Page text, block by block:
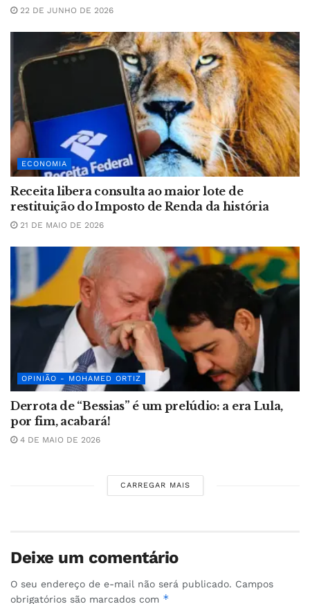
22 DE JUNHO DE 2026
ECONOMIA
Receita libera consulta ao maior lote de
restituição do Imposto de Renda da história
21 DE MAIO DE 2026
OPINIÃO - MOHAMED ORTIZ
Derrota de “Bessias” é um prelúdio: a era Lula,
por fim, acabará!
4 DE MAIO DE 2026
CARREGAR MAIS
Deixe um comentário
O seu endereço de e-mail não será publicado. Campos
obrigatórios são marcados com *